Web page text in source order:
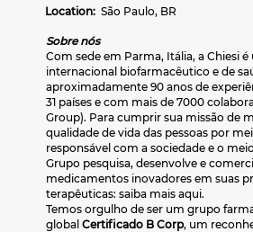
Location: São Paulo, BR
Sobre nós
Com sede em Parma, Itália, a Chiesi
internacional biofarmacêutico e de
aproximadamente 90 anos de
31 países e com mais de 7000
Group). Para cumprir sua missão de
qualidade de vida das pessoas por
responsável com a sociedade e o
Grupo pesquisa, desenvolve e
medicamentos inovadores em suas
terapêuticas: saiba mais aqui.
Temos orgulho de ser um grupo
global Certificado B Corp, um